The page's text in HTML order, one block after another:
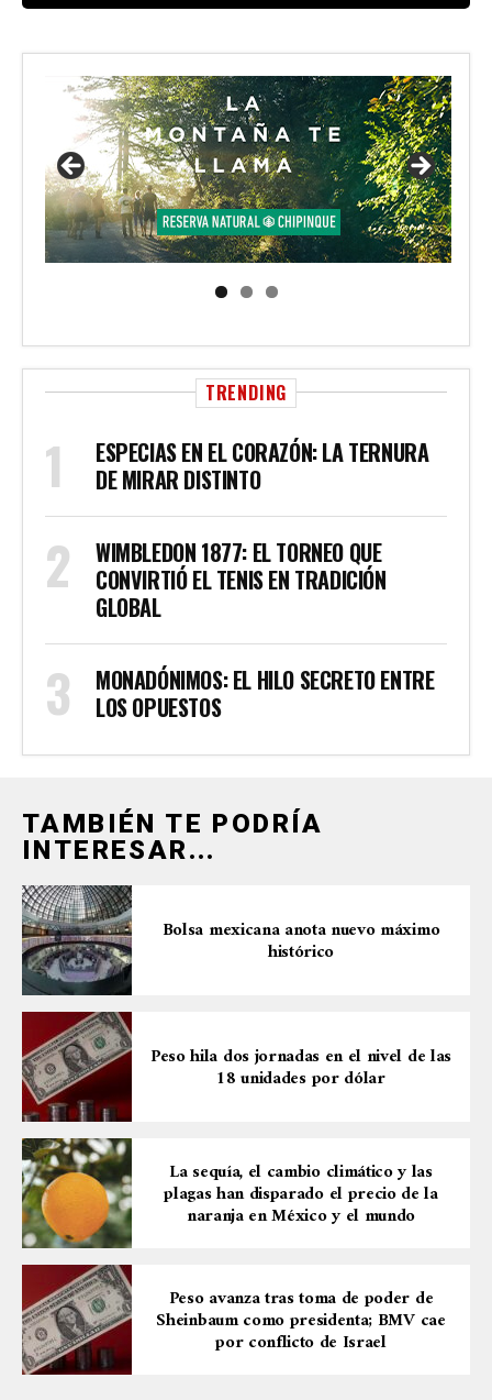
TRENDING
ESPECIAS EN EL CORAZÓN: LA TERNURA
DE MIRAR DISTINTO
WIMBLEDON 1877: EL TORNEO QUE
CONVIRTIÓ EL TENIS EN TRADICIÓN
GLOBAL
MONADÓNIMOS: EL HILO SECRETO ENTRE
LOS OPUESTOS
TAMBIÉN TE PODRÍA
INTERESAR...
Bolsa mexicana anota nuevo máximo
histórico
Peso hila dos jornadas en el nivel de las
18 unidades por dólar
La sequía, el cambio climático y las
plagas han disparado el precio de la
naranja en México y el mundo
Peso avanza tras toma de poder de
Sheinbaum como presidenta; BMV cae
por conflicto de Israel